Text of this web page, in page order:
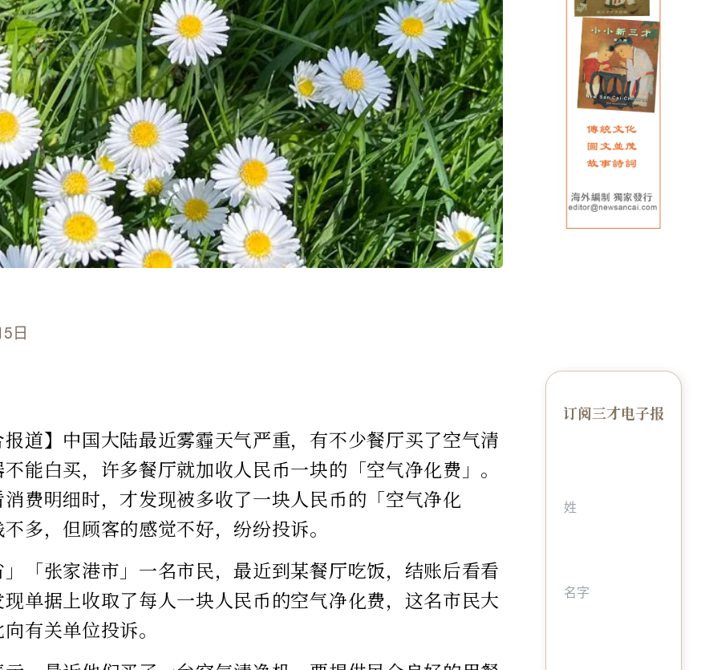
日
报道】中国大陆最近雾霾天气严重，有不少餐厅买了空气清
能白买，许多餐厅就加收人民币一块的「空气净化费」。
费明细时，才发现被多收了一块人民币的「空气净化
多，但顾客的感觉不好，纷纷投诉。
「张家港市」一名市民，最近到某餐厅吃饭，结账后看看
单据上收取了每人一块人民币的空气净化费，这名市民大
有关单位投诉。
订阅三才电子报